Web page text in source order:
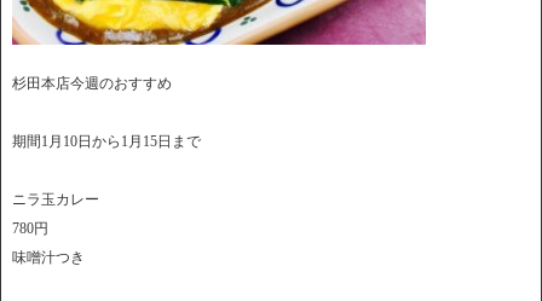
杉田本店今週のおすすめ
期間1月10日から1月15日まで
ニラ玉カレー
780円
味噌汁つき